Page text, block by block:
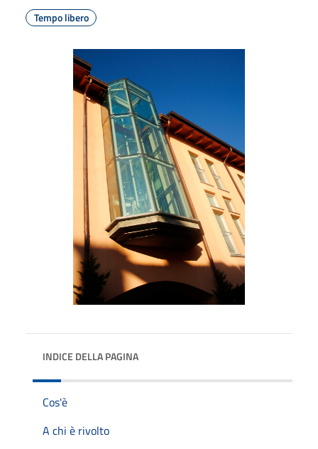
Tempo libero
INDICE DELLA PAGINA
Cos'è
A chi è rivolto